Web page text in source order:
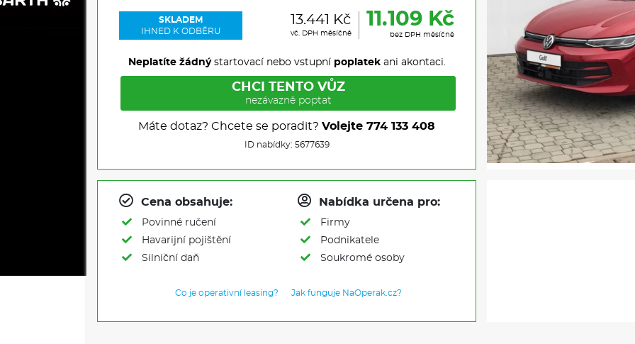
SKLADEM
IHNED K ODBĚRU
13.441 Kč
vč. DPH měsíčně
11.109 Kč
bez DPH měsíčně
Neplatíte žádnýstartovací nebo vstupní poplatekani akontaci.
CHCI TENTO VŮZ
nezávazně poptat
Máte dotaz? Chcete se poradit? Volejte 774 133 408
ID nabídky: 5677639
Cena obsahuje:
Povinné ručení
Havarijní pojištění
Silniční daň
Nabídka určena pro:
Firmy
Podnikatele
Soukromé osoby
Co je operativní leasing? Jak funguje NaOperak.cz?